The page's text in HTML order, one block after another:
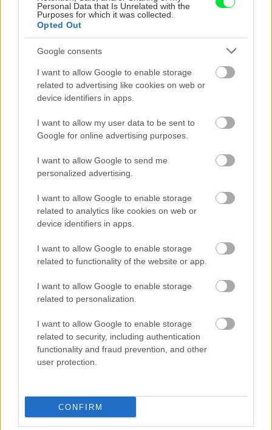
Personal Data that Is Unrelated with the
Purposes for which it was collected.
Opted Out
Google consents
I want to allow Google to enable storage
related to advertising like cookies on web or
device identifiers in apps.
I want to allow my user data to be sent to
Google for online advertising purposes.
I want to allow Google to send me
personalized advertising.
I want to allow Google to enable storage
related to analytics like cookies on web or
device identifiers in apps.
I want to allow Google to enable storage
related to functionality of the website or app.
I want to allow Google to enable storage
related to personalization.
I want to allow Google to enable storage
related to security, including authentication
functionality and fraud prevention, and other
user protection.
CONFIRM
Trvalky, ktoré znesú
sucho a teplo? Tieto
vysaďte na miesta, na
levanduľa! 7 fialových
krások, ktoré rozžiaria
Môže aspirín zachrániť
ochabnuté izbové
možno prekvapí
Júlový reštart uhoriek
kvitnutia?
CHALUPA
Na Morave prerobila
S motorovou pílou sa